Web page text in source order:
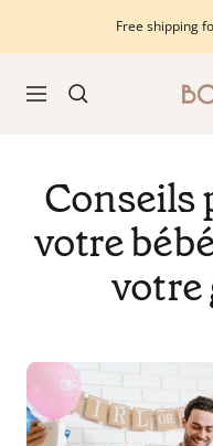
Free shipping
Navigation
et
dont
vous
Conseils
votre
votre